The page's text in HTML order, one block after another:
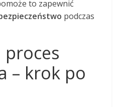
to zapewnić
podczas
proces
– krok po